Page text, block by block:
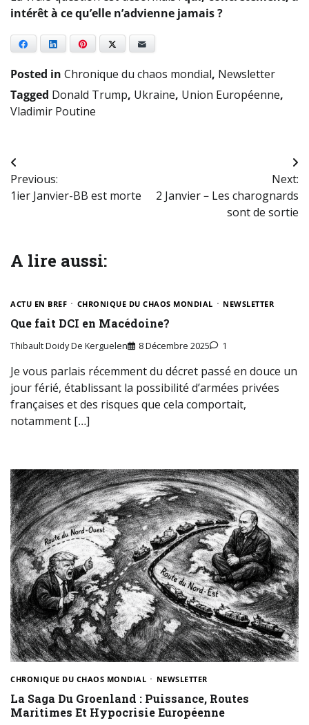
intérêt à ce qu’elle n’advienne jamais ?
Facebook LinkedIn Pinterest
Posted in Chronique du chaos mondial, Newsletter
Tagged Donald Trump, Ukraine, Union Européenne,
Vladimir Poutine
Navigation
de
Previous:
1ier Janvier-BB est morte
Next:
2 Janvier – Les charognards
sont de sortie
A lire aussi:
ACTU EN BREF CHRONIQUE DU CHAOS MONDIAL NEWSLETTER
Que fait DCI en Macédoine?
Thibault Doidy De Kerguelen 8 Décembre 2025 1
Je vous parlais récemment du décret passé en douce un
jour férié, établissant la possibilité d’armées privées
françaises et des risques que cela comportait,
notamment […]
CHRONIQUE DU CHAOS MONDIAL NEWSLETTER
La Saga Du Groenland : Puissance, Routes
Maritimes Et Hypocrisie Européenne